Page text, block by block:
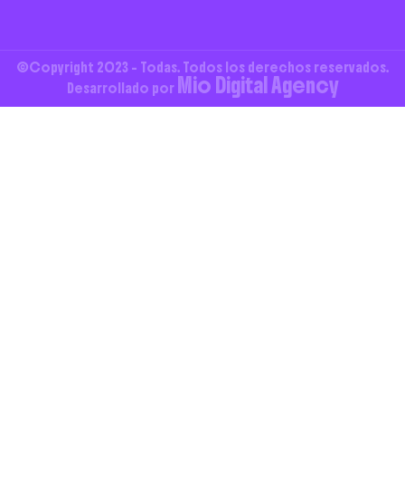
©Copyright 2023 - Todas. Todos los derechos reservados.
Desarrollado por Mio Digital Agency